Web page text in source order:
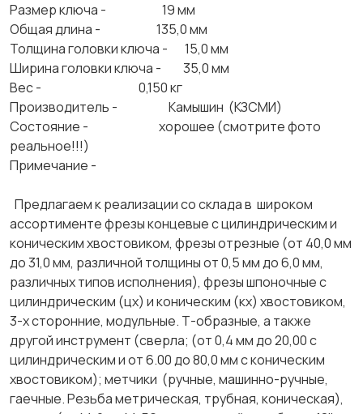
Размер ключа - 19 мм
Общая длина - 135,0 мм
Толщина головки ключа - 15,0 мм
Ширина головки ключа - 35,0 мм
Вес - 0,150 кг
Производитель - Камышин (КЗСМИ)
Состояние - хорошее (смотрите фото
реальное!!!)
Примечание -
Предлагаем к реализации со склада в широком
ассортименте фрезы концевые с цилиндрическим и
коническим хвостовиком, фрезы отрезные (от 40,0 мм
до 31,0 мм, различной толщины от 0,5 мм до 6,0 мм,
различных типов исполнения), фрезы шпоночные с
цилиндрическим (цх) и коническим (кх) хвостовиком,
3-х сторонние, модульные. Т-образные, а также
другой инструмент (сверла; (от 0,4 мм до 20,00 с
цилиндрическим и от 6.00 до 80,0 мм с коническим
хвостовиком); метчики (ручные, машинно-ручные,
гаечные. Резьба метрическая, трубная, коническая),